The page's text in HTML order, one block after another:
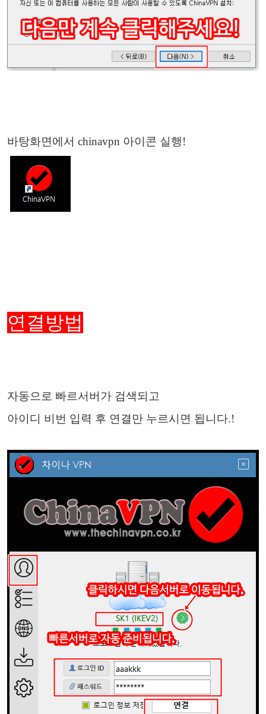
바탕화면에서 chinavpn 아이콘 실행!
연결방법
자동으로 빠르서버가 검색되고
아이디 비번 입력 후 연결만 누르시면 됩니다.!